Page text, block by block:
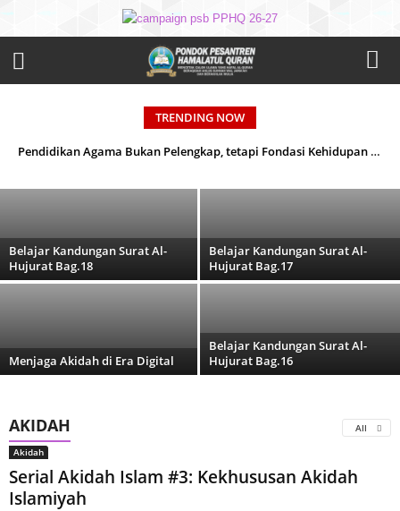
TRENDING NOW
Pendidikan Agama Bukan Pelengkap, tetapi Fondasi Kehidupan Anak
Pendidikan Agama Bukan Pelengkap, tetapi
Fondasi Kehidupan Anak
Belajar Kandungan Surat Al-
Hujurat Bag.18
Belajar Kandungan Surat Al-
Hujurat Bag.17
Menjaga Akidah di Era Digital
Belajar Kandungan Surat Al-
Hujurat Bag.16
AKIDAH
All
Akidah
Serial Akidah Islam #3: Kekhususan Akidah
Islamiyah